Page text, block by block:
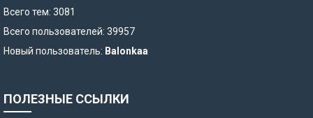
Всего тем: 3081
Всего пользователей: 39957
Новый пользователь: Balonkaa
ПОЛЕЗНЫЕ ССЫЛКИ